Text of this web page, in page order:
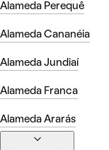
Alameda Perequê
Alameda Cananéia
Alameda Jundiaí
Alameda Franca
Alameda Ararás